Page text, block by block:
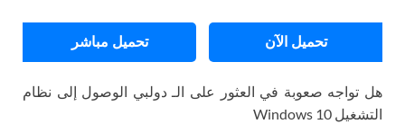
تحميل الآن تحميل مباشر
هل تواجه صعوبة في العثور على الـ دولبي الوصول إلى نظام
التشغيل Windows 10